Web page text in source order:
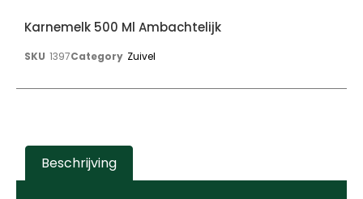
Karnemelk 500 Ml Ambachtelijk
SKU 1397Category Zuivel
Beschrijving